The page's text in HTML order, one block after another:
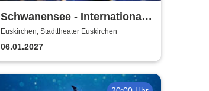
Schwanensee - International
European Ballet
Euskirchen, Stadttheater Euskirchen
06.01.2027